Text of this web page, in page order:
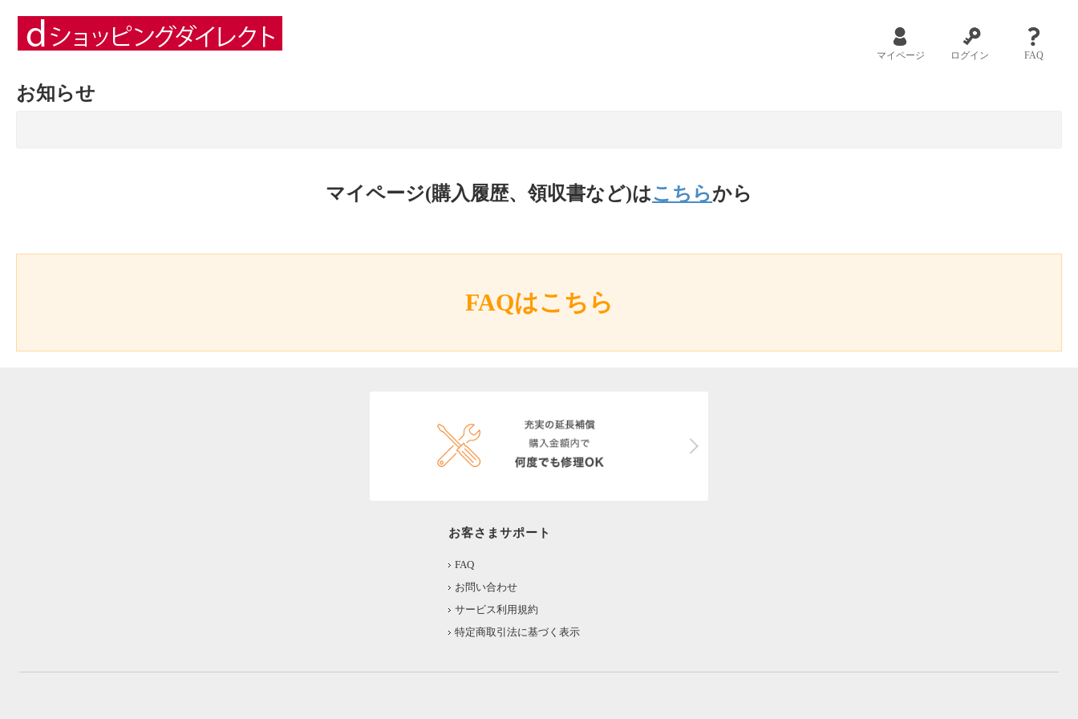
マイページ ログイン FAQ
お知らせ
マイページ(購入履歴、領収書など)はこちらから
FAQはこちら
お客さまサポート
FAQ
お問い合わせ
サービス利用規約
特定商取引法に基づく表示